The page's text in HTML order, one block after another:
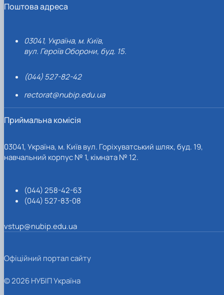
Поштова адреса
03041, Україна, м. Київ,
вул. Героїв Оборони, буд. 15.
(044) 527-82-42
rectorat@nubip.edu.ua
Приймальна комісія
03041, Україна, м. Київ вул. Горіхуватський шлях, буд. 19,
навчальний корпус № 1, кімната № 12.
(044) 258-42-63
(044) 527-83-08
vstup@nubip.edu.ua
Офіційний портал сайту
© 2026 НУБІП Україна